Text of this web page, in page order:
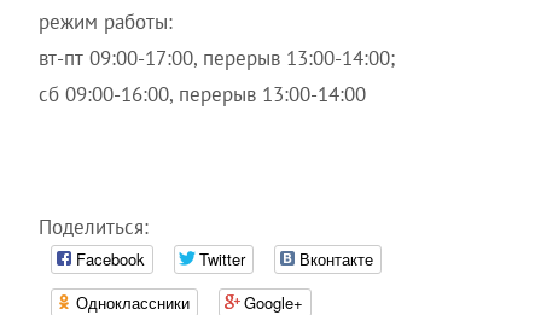
режим работы:
вт-пт 09:00-17:00, перерыв 13:00-14:00;
сб 09:00-16:00, перерыв 13:00-14:00
Поделиться:
Facebook Twitter
Вконтакте
Одноклассники
Google+